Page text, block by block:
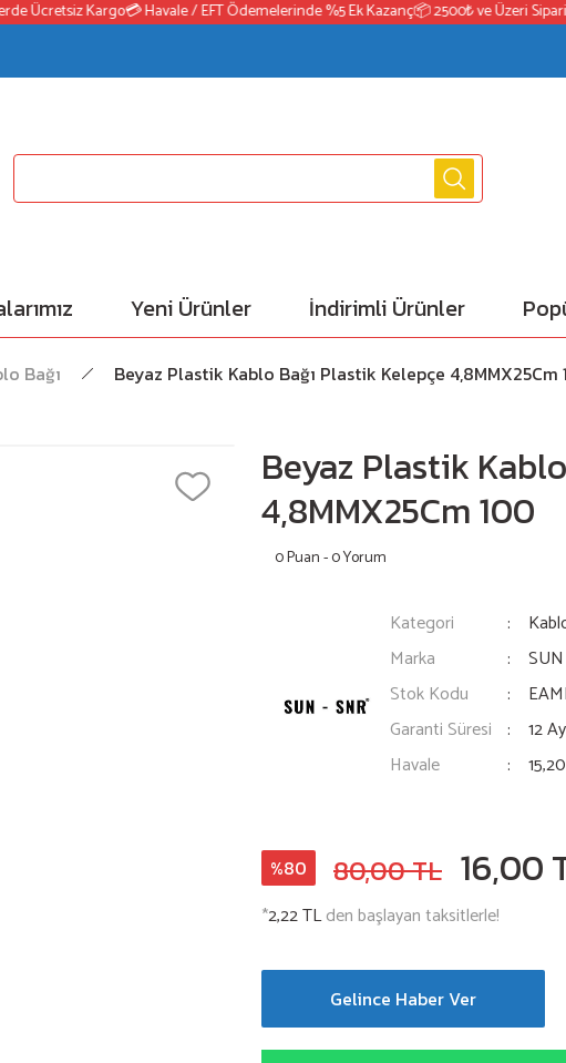
Ücretsiz Kargo💳 Havale / EFT Ödemelerinde %5 Ek Kazanç📦 2500₺ ve Üzeri
Yeni Ürünler İndirimli Ürünler
Bağı Beyaz Plastik Kablo Bağı Plastik Kelepçe 4,8MMX25Cm
Beyaz Plastik
4,8MMX25Cm 100
0 Puan - 0 Yorum
Kategori
Marka
Stok Kodu
Garanti Süresi
12 Ay
Havale
%80 80,00 TL 16,00
*2,22 TLden başlayan taksitlerle!
Gelince Haber Ver